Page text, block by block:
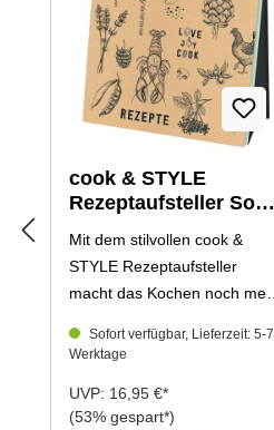
cook & STYLE
Rezeptaufsteller Soul
Mit dem stilvollen cook &
STYLE Rezeptaufsteller
macht das Kochen noch mehr
Aufsteller bietet alles, was
Insgesamt 16 Rezeptblätter
und 40 Klarsichthüllen bieten
Sofort verfügbar, Lieferzeit: 5-7
Werktage
UVP: 16,95 €*
(53% gespart*)